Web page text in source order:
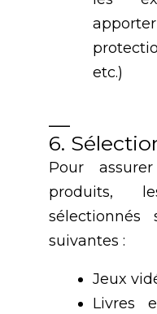
etc.)
__
6.
Pour
produits,
sélectionnés
suivantes :
Jeux
Livres